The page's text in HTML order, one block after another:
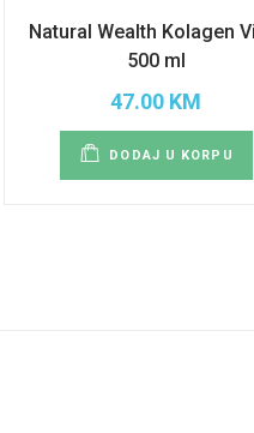
Natural Wealth Kolagen
500 ml
47.00 KM
DODAJ U KORPU